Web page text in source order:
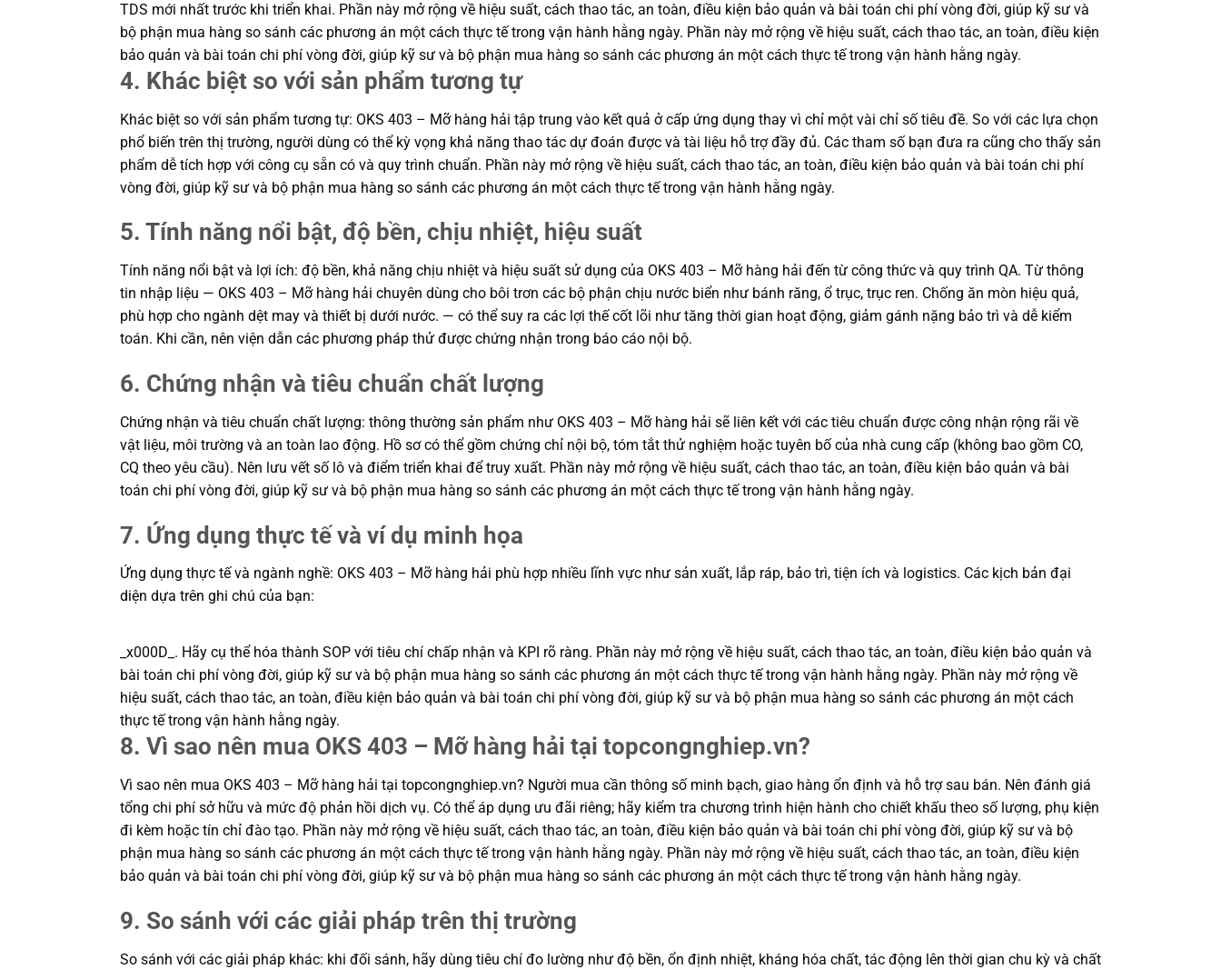
TDS mới nhất trước khi triển khai. Phần này mở rộng về hiệu suất, cách thao tác, an toàn, điều kiện bảo quản và bài toán chi phí vòng đời, giúp kỹ sư và
bộ phận mua hàng so sánh các phương án một cách thực tế trong vận hành hằng ngày. Phần này mở rộng về hiệu suất, cách thao tác, an toàn, điều kiện
bảo quản và bài toán chi phí vòng đời, giúp kỹ sư và bộ phận mua hàng so sánh các phương án một cách thực tế trong vận hành hằng ngày.
4. Khác biệt so với sản phẩm tương tự
Khác biệt so với sản phẩm tương tự: OKS 403 – Mỡ hàng hải tập trung vào kết quả ở cấp ứng dụng thay vì chỉ một vài chỉ số tiêu đề. So với các lựa chọn
phổ biến trên thị trường, người dùng có thể kỳ vọng khả năng thao tác dự đoán được và tài liệu hỗ trợ đầy đủ. Các tham số bạn đưa ra cũng cho thấy sản
phẩm dễ tích hợp với công cụ sẵn có và quy trình chuẩn. Phần này mở rộng về hiệu suất, cách thao tác, an toàn, điều kiện bảo quản và bài toán chi phí
vòng đời, giúp kỹ sư và bộ phận mua hàng so sánh các phương án một cách thực tế trong vận hành hằng ngày.
5. Tính năng nổi bật, độ bền, chịu nhiệt, hiệu suất
Tính năng nổi bật và lợi ích: độ bền, khả năng chịu nhiệt và hiệu suất sử dụng của OKS 403 – Mỡ hàng hải đến từ công thức và quy trình QA. Từ thông
tin nhập liệu — OKS 403 – Mỡ hàng hải chuyên dùng cho bôi trơn các bộ phận chịu nước biển như bánh răng, ổ trục, trục ren. Chống ăn mòn hiệu quả,
phù hợp cho ngành dệt may và thiết bị dưới nước. — có thể suy ra các lợi thế cốt lõi như tăng thời gian hoạt động, giảm gánh nặng bảo trì và dễ kiểm
toán. Khi cần, nên viện dẫn các phương pháp thử được chứng nhận trong báo cáo nội bộ.
6. Chứng nhận và tiêu chuẩn chất lượng
Chứng nhận và tiêu chuẩn chất lượng: thông thường sản phẩm như OKS 403 – Mỡ hàng hải sẽ liên kết với các tiêu chuẩn được công nhận rộng rãi về
vật liệu, môi trường và an toàn lao động. Hồ sơ có thể gồm chứng chỉ nội bộ, tóm tắt thử nghiệm hoặc tuyên bố của nhà cung cấp (không bao gồm CO,
CQ theo yêu cầu). Nên lưu vết số lô và điểm triển khai để truy xuất. Phần này mở rộng về hiệu suất, cách thao tác, an toàn, điều kiện bảo quản và bài
toán chi phí vòng đời, giúp kỹ sư và bộ phận mua hàng so sánh các phương án một cách thực tế trong vận hành hằng ngày.
7. Ứng dụng thực tế và ví dụ minh họa
Ứng dụng thực tế và ngành nghề: OKS 403 – Mỡ hàng hải phù hợp nhiều lĩnh vực như sản xuất, lắp ráp, bảo trì, tiện ích và logistics. Các kịch bản đại
diện dựa trên ghi chú của bạn:
_x000D_. Hãy cụ thể hóa thành SOP với tiêu chí chấp nhận và KPI rõ ràng. Phần này mở rộng về hiệu suất, cách thao tác, an toàn, điều kiện bảo quản và
bài toán chi phí vòng đời, giúp kỹ sư và bộ phận mua hàng so sánh các phương án một cách thực tế trong vận hành hằng ngày. Phần này mở rộng về
hiệu suất, cách thao tác, an toàn, điều kiện bảo quản và bài toán chi phí vòng đời, giúp kỹ sư và bộ phận mua hàng so sánh các phương án một cách
thực tế trong vận hành hằng ngày.
8. Vì sao nên mua OKS 403 – Mỡ hàng hải tại topcongnghiep.vn?
Vì sao nên mua OKS 403 – Mỡ hàng hải tại topcongnghiep.vn? Người mua cần thông số minh bạch, giao hàng ổn định và hỗ trợ sau bán. Nên đánh giá
tổng chi phí sở hữu và mức độ phản hồi dịch vụ. Có thể áp dụng ưu đãi riêng; hãy kiểm tra chương trình hiện hành cho chiết khấu theo số lượng, phụ kiện
đi kèm hoặc tín chỉ đào tạo. Phần này mở rộng về hiệu suất, cách thao tác, an toàn, điều kiện bảo quản và bài toán chi phí vòng đời, giúp kỹ sư và bộ
phận mua hàng so sánh các phương án một cách thực tế trong vận hành hằng ngày. Phần này mở rộng về hiệu suất, cách thao tác, an toàn, điều kiện
bảo quản và bài toán chi phí vòng đời, giúp kỹ sư và bộ phận mua hàng so sánh các phương án một cách thực tế trong vận hành hằng ngày.
9. So sánh với các giải pháp trên thị trường
So sánh với các giải pháp khác: khi đối sánh, hãy dùng tiêu chí đo lường như độ bền, ổn định nhiệt, kháng hóa chất, tác động lên thời gian chu kỳ và chất